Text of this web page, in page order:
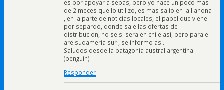
es por apoyar a sebas, pero yo hace un poco mas
de 2 meces que lo utilizo, es mas salio en la liahona
, en la parte de noticias locales, el papel que viene
por separdo, donde sale las ofertas de
distribucion, no se si sera en chile asi, pero para el
are sudameria sur , se informo asi.
Saludos desde la patagonia austral argentina
(penguin)
Responder